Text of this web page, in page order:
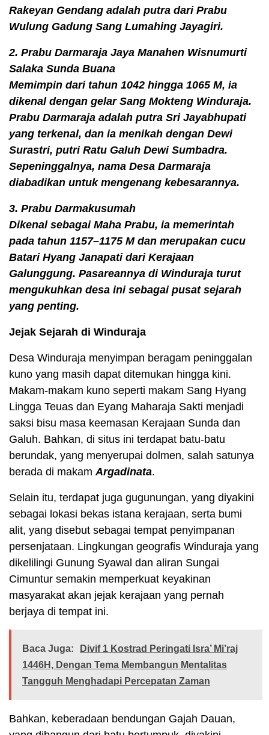
Rakeyan Gendang adalah putra dari Prabu
Wulung Gadung Sang Lumahing Jayagiri.
2. Prabu Darmaraja Jaya Manahen Wisnumurti
Salaka Sunda Buana
Memimpin dari tahun 1042 hingga 1065 M, ia
dikenal dengan gelar Sang Mokteng Winduraja.
Prabu Darmaraja adalah putra Sri Jayabhupati
yang terkenal, dan ia menikah dengan Dewi
Surastri, putri Ratu Galuh Dewi Sumbadra.
Sepeninggalnya, nama Desa Darmaraja
diabadikan untuk mengenang kebesarannya.
3. Prabu Darmakusumah
Dikenal sebagai Maha Prabu, ia memerintah
pada tahun 1157–1175 M dan merupakan cucu
Batari Hyang Janapati dari Kerajaan
Galunggung. Pasareannya di Winduraja turut
mengukuhkan desa ini sebagai pusat sejarah
yang penting.
Jejak Sejarah di Winduraja
Desa Winduraja menyimpan beragam peninggalan
kuno yang masih dapat ditemukan hingga kini.
Makam-makam kuno seperti makam Sang Hyang
Lingga Teuas dan Eyang Maharaja Sakti menjadi
saksi bisu masa keemasan Kerajaan Sunda dan
Galuh. Bahkan, di situs ini terdapat batu-batu
berundak, yang menyerupai dolmen, salah satunya
berada di makam Argadinata.
Selain itu, terdapat juga gugunungan, yang diyakini
sebagai lokasi bekas istana kerajaan, serta bumi
alit, yang disebut sebagai tempat penyimpanan
persenjataan. Lingkungan geografis Winduraja yang
dikelilingi Gunung Syawal dan aliran Sungai
Cimuntur semakin memperkuat keyakinan
masyarakat akan jejak kerajaan yang pernah
berjaya di tempat ini.
Baca Juga:
Divif 1 Kostrad Peringati Isra’ Mi’raj
1446H, Dengan Tema Membangun Mentalitas
Tangguh Menghadapi Percepatan Zaman
Bahkan, keberadaan bendungan Gajah Dauan,